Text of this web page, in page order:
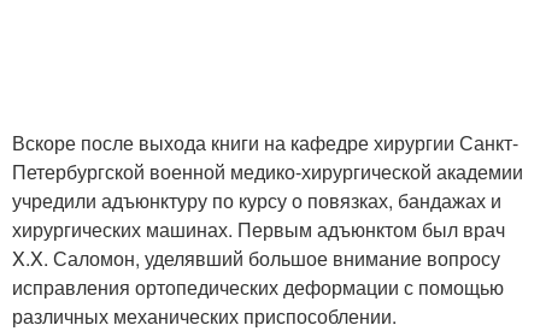
Вскоре после выхода книги на кафедре хирургии Санкт-
Петербургской военной медико-хирургической академии
учредили адъюнктуру по курсу о повязках, бандажах и
хирургических машинах. Первым адъюнктом был врач
X.X. Саломон, уделявший большое внимание вопросу
исправления ортопедических деформации с помощью
различных механических приспособлении.